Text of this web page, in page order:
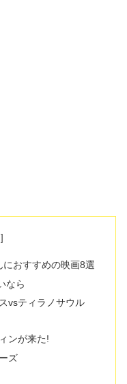
におすすめの映画8選
なら
vsティラノサウル
ンが来た!
ズ